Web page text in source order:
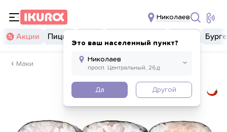
Николаев
Это ваш населенный пункт?
Да Другой
Акции Пицца
Маки